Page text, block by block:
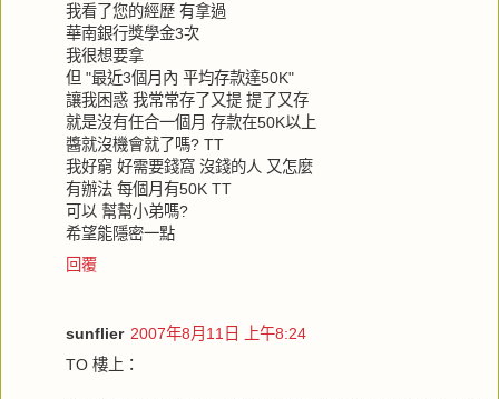
我看了您的經歷 有拿過
華南銀行獎學金3次
我很想要拿
但 "最近3個月內 平均存款達50K"
讓我困惑 我常常存了又提 提了又存
就是沒有任合一個月 存款在50K以上
醬就沒機會就了嗎? TT
我好窮 好需要錢窩 沒錢的人 又怎麼
有辦法 每個月有50K TT
可以 幫幫小弟嗎?
希望能隱密一點
回覆
sunflier 2007年8月11日 上午8:24
TO 樓上：